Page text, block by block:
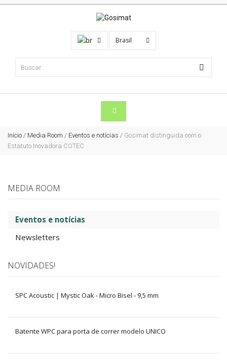
Brasil
Início / Media Room / Eventos e notícias / Gosimat distinguida com o
Estatuto Inovadora COTEC
MEDIA ROOM
Eventos e notícias
Newsletters
NOVIDADES!
SPC Acoustic | Mystic Oak - Micro Bisel - 9,5 mm
Batente WPC para porta de correr modelo UNICO